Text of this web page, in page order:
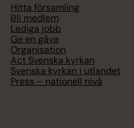
Hitta församling
Bli medlem
Lediga jobb
Ge en gåva
Organisation
Act Svenska kyrkan
Svenska kyrkan i utlandet
Press – nationell nivå